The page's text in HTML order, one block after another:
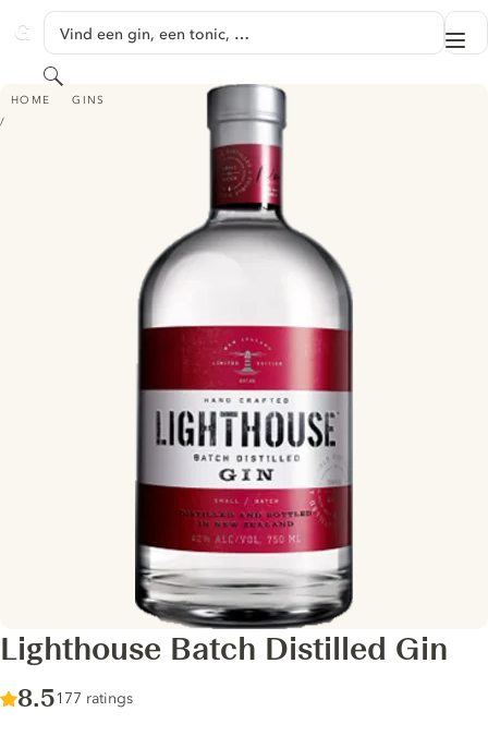
GINVENTORY
Vind een gin, een tonic, …
Zoeken
HOME GINS
LIGHTHOUSE BATCH DISTILLED GIN
Lighthouse Batch Distilled Gin
Score :
8.5/ 10
177 ratings